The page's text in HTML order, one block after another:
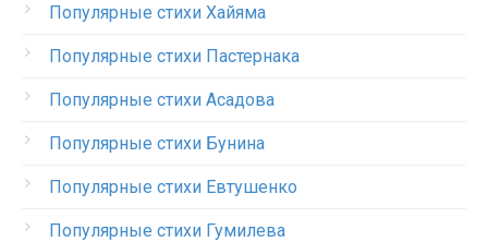
Популярные стихи Хайяма
Популярные стихи Пастернака
Популярные стихи Асадова
Популярные стихи Бунина
Популярные стихи Евтушенко
Популярные стихи Гумилева